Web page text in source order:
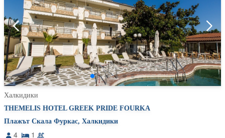
Халкидики
THEMELIS HOTEL GREEK PRIDE FOURKA
Плажът Скала Фуркас, Халкидики
4
1